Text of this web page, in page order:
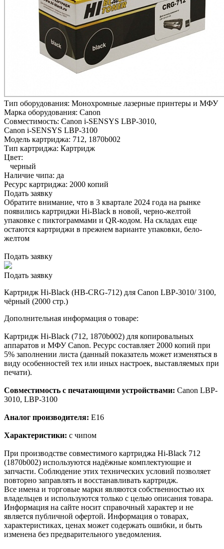
Тип оборудования: Монохромные лазерные принтеры и МФУ
Марка оборудования: Canon
Совместимость: Canon i-SENSYS LBP-3010,
Canon i-SENSYS LBP-3100
Модель картриджа: 712, 1870b002
Тип картриджа: Картридж
Цвет:
черный
Наличие чипа: да
Ресурс картриджа: 2000 копий
Подать заявку
Обратите внимание, что в 3 квартале 2024 года на рынке
появились картриджи Hi-Black в новой, черно-желтой
упаковке с пиктограммами и QR-кодом. На складах еще
остаются картриджи в прежнем варианте упаковки, бело-
желтом
Подать заявку
Подать заявку
Картридж Hi-Black (HB-CRG-712) для Canon LBP-3010/ 3100,
чёрный (2000 стр.)
Дополнительная информация о товаре:
Картридж Hi-Black (712, 1870b002) для копировальных
аппаратов и МФУ Canon. Ресурс составляет 2000 копий при
5% заполнении листа (данный показатель может изменяться в
виду особенностей тех или иных настроек, выставляемых при
печати).
Совместимость с печатающими устройствами: Canon LBP-
3010, LBP-3100
Аналог производителя: E16
Характеристики: с чипом
При производстве совместимого картриджа Hi-Black 712
(1870b002) используются надёжные комплектующие и
запчасти. Соблюдение этих технических условий позволяет
повторно заправлять и восстанавливать картридж.
Все имена и торговые марки являются собственностью их
владельцев и используются только с целью описания товара.
Информация на сайте носит справочный характер и не
является публичной офертой. Информация о товарах,
характеристиках, ценах может содержать ошибки, и быть
изменена без предварительного уведомления.